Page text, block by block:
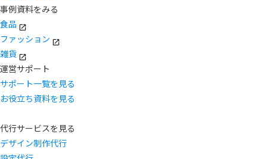
事例資料をみる
食品
ファッション
雑貨
運営サポート
サポート一覧を見る
お役立ち資料を見る
代行サービスを見る
デザイン制作代行